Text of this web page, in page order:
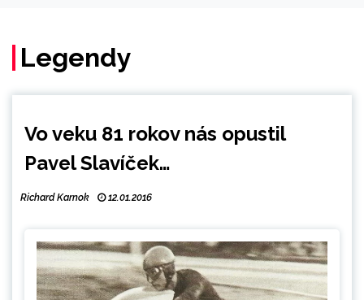
Legendy
Vo veku 81 rokov nás opustil
Pavel Slavíček…
Richard Karnok 12.01.2016